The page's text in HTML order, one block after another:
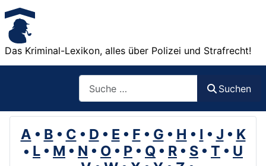
Das Kriminal-Lexikon, alles über Polizei und Strafrecht!
Suchen
A • B • C • D • E • F • G • H • I • J • K
• L • M • N • O • P • Q • R • S • T • U